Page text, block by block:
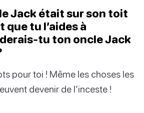
Jack était sur son toit
que tu l’aides à
tu ton oncle Jack
pour toi ! Même les choses les
devenir de l’inceste !